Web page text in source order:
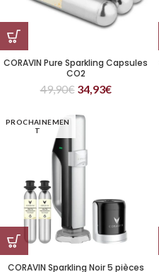
CORAVIN Pure Sparkling Capsules
CO2
49,90€ 34,93€
PROCHAINEMEN
T
CORAVIN Sparkling Noir 5 pièces